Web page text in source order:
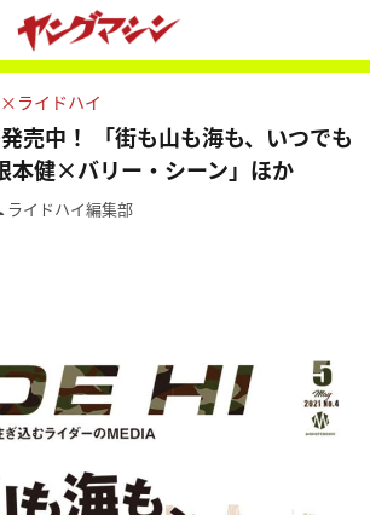
ライドハイ
売中！ 「街も山も海も、いつでも
本健×バリー・シーン」ほか
ライドハイ編集部